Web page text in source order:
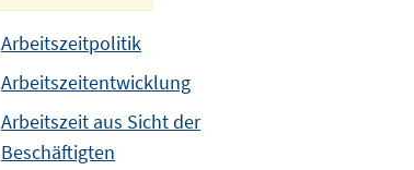
Arbeitszeitpolitik
Arbeitszeitentwicklung
Arbeitszeit aus Sicht der
Beschäftigten